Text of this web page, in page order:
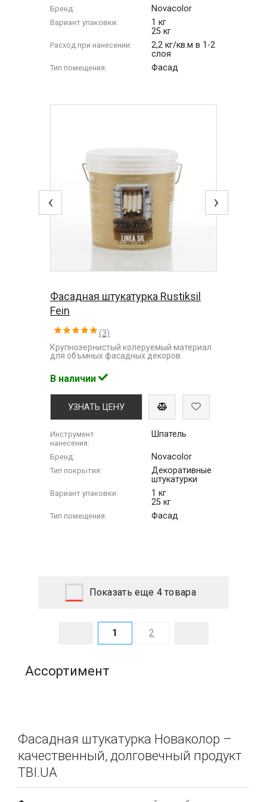
Бренд: Novacolor
Вариант упаковки:
1 кг
25 кг
Расход при нанесении:
2,2 кг/кв.м в 1-2
слоя
Тип помещения: Фасад
‹ ›
Фасадная штукатурка Rustiksil
Fein
(3)
Крупнозернистый колеруемый материал
для объмных фасадных декоров.
В наличии
УЗНАТЬ ЦЕНУ
Инструмент
нанесения:
Шпатель
Бренд: Novacolor
Тип покрытия:
Декоративные
штукатурки
Вариант упаковки:
1 кг
25 кг
Тип помещения: Фасад
Показать еще 4 товара
1 2
Ассортимент
Фасадная штукатурка Новаколор –
качественный, долговечный продукт
TBI.UA